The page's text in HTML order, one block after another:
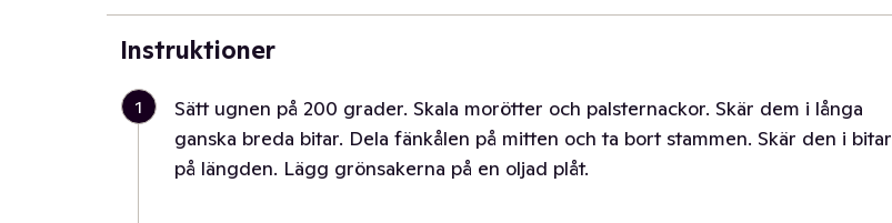
Instruktioner
1
Sätt ugnen på 200 grader. Skala morötter och palsternackor. Skär dem i långa
ganska breda bitar. Dela fänkålen på mitten och ta bort stammen. Skär den i bitar
på längden. Lägg grönsakerna på en oljad plåt.